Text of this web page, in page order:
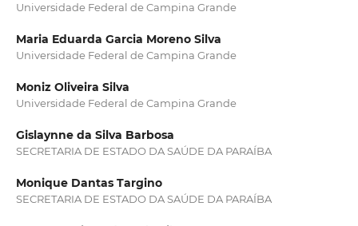
Universidade Federal de Campina Grande
Maria Eduarda Garcia Moreno Silva
Universidade Federal de Campina Grande
Moniz Oliveira Silva
Universidade Federal de Campina Grande
Gislaynne da Silva Barbosa
SECRETARIA DE ESTADO DA SAÚDE DA PARAÍBA
Monique Dantas Targino
SECRETARIA DE ESTADO DA SAÚDE DA PARAÍBA